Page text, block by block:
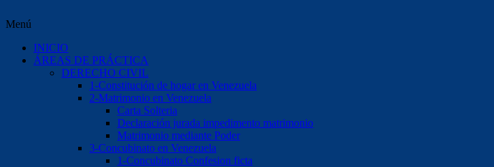
Menú
INICIO
ÁREAS DE PRÁCTICA
DERECHO CIVIL
1-Constitución de hogar en Venezuela
2-Matrimonio en Venezuela
Carta Solteria
Declaración jurada impedimento matrimonio
Matrimonio mediante Poder
3-Concubinato en Venezuela
1-Concubinato Confesion ficta